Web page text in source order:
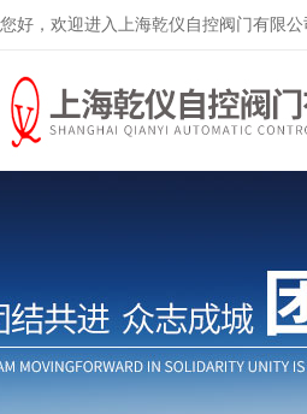
您好，欢迎进入上海乾仪自控阀门有限公